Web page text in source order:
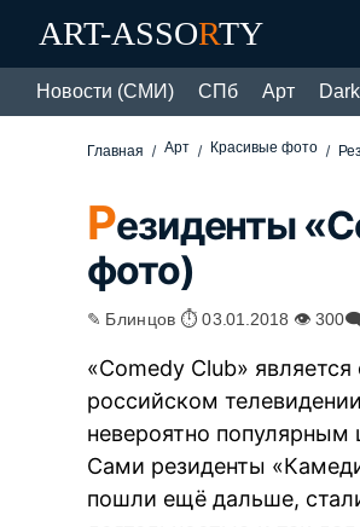
ART-ASSORTY
Новости (СМИ) СПб Арт
Главная Арт Красивые фото
Резиденты
фото)
✎ Блинцов ⏱ 03.01.2018 👁 300🗨
«Comedy Club»
российском
невероятно популярным
Сами резиденты
пошли ещё дальше,